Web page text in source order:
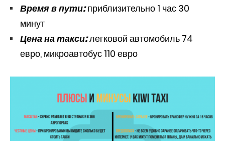
Время в пути:приблизительно 1 час 30
минут
Цена на такси:легковой автомобиль 74
евро, микроавтобус 110 евро